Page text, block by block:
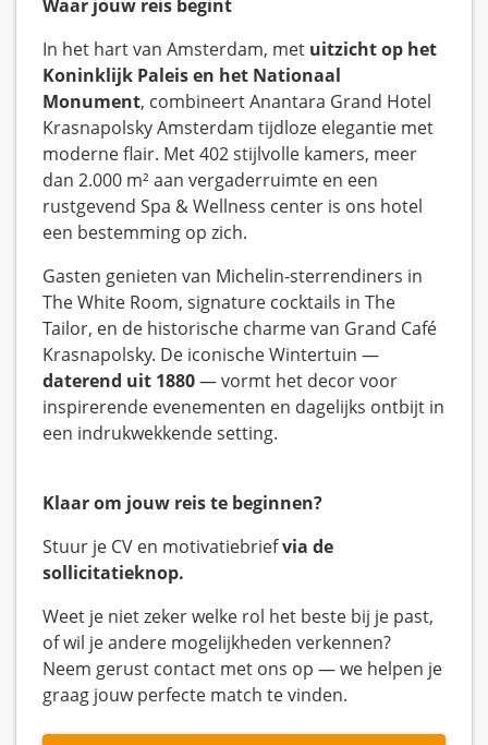
Waar jouw reis begint
In het hart van Amsterdam, met uitzicht op het
Koninklijk Paleis en het Nationaal
Monument, combineert Anantara Grand Hotel
Krasnapolsky Amsterdam tijdloze elegantie met
moderne flair. Met 402 stijlvolle kamers, meer
dan 2.000 m² aan vergaderruimte en een
rustgevend Spa & Wellness center is ons hotel
een bestemming op zich.
Gasten genieten van Michelin-sterrendiners in
The White Room, signature cocktails in The
Tailor, en de historische charme van Grand Café
Krasnapolsky. De iconische Wintertuin —
daterend uit 1880— vormt het decor voor
inspirerende evenementen en dagelijks ontbijt in
een indrukwekkende setting.
Klaar om jouw reis te beginnen?
Stuur je CV en motivatiebriefvia de
sollicitatieknop.
Weet je niet zeker welke rol het beste bij je past,
of wil je andere mogelijkheden verkennen?
Neem gerust contact met ons op — we helpen je
graag jouw perfecte match te vinden.